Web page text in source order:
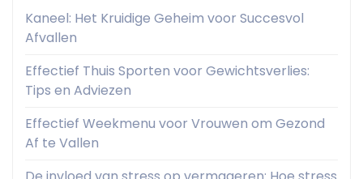
Kaneel: Het Kruidige Geheim voor Succesvol
Afvallen
Effectief Thuis Sporten voor Gewichtsverlies:
Tips en Adviezen
Effectief Weekmenu voor Vrouwen om Gezond
Af te Vallen